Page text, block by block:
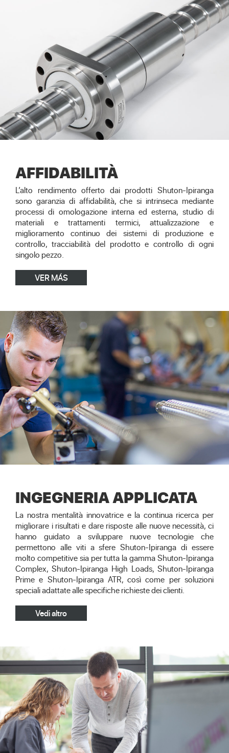
AFFIDABILITÀ
L’alto rendimento offerto dai prodotti Shuton-Ipiranga
sono garanzia di affidabilità, che si intrinseca mediante
processi di omologazione interna ed esterna, studio di
materiali e trattamenti termici, attualizzazione e
miglioramento continuo dei sistemi di produzione e
controllo, tracciabilità del prodotto e controllo di ogni
singolo pezzo.
VER MÁS
INGEGNERIA APPLICATA
La nostra mentalità innovatrice e la continua ricerca per
migliorare i risultati e dare risposte alle nuove necessità, ci
hanno guidato a sviluppare nuove tecnologie che
permettono alle viti a sfere Shuton-Ipiranga di essere
molto competitive sia per tutta la gamma Shuton-Ipiranga
Complex, Shuton-Ipiranga High Loads, Shuton-Ipiranga
Prime e Shuton-Ipiranga ATR, così come per soluzioni
speciali adattate alle specifiche richieste dei clienti.
Vedi altro